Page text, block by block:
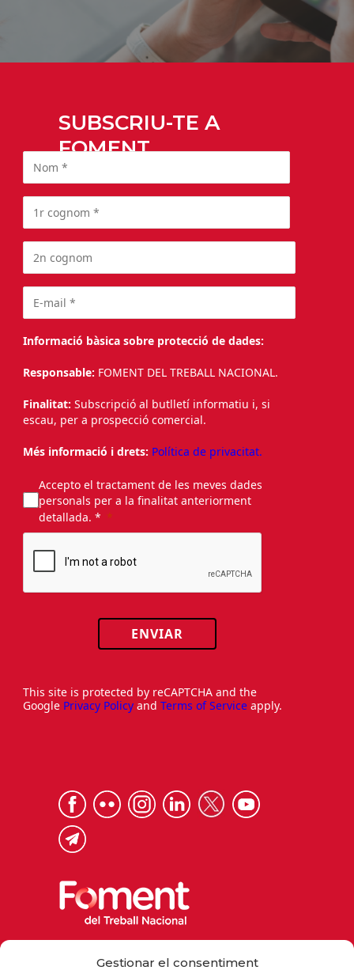
Gestionar el consentiment
SUBSCRIU-TE A
FOMENT
Informació bàsica sobre protecció de dades:
Responsable: FOMENT DEL TREBALL NACIONAL.
Finalitat: Subscripció al butlletí informatiu i, si
escau, per a prospecció comercial.
Més informació i drets: Política de privacitat.
Accepto el tractament de les meves dades
personals per a la finalitat anteriorment
detallada. *
ENVIAR
This site is protected by reCAPTCHA and the
Google Privacy Policy and Terms of Service apply.